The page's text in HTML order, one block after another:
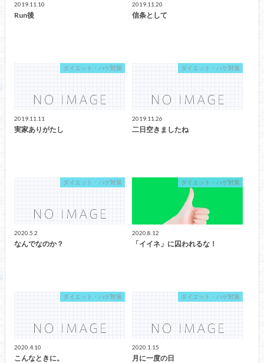
2019.11.10
Run後
2019.11.20
信条として
ダイエット・ハゲ対策
2019.11.11
実家ありがたし
ダイエット・ハゲ対策
2019.11.26
二日空きましたね
ダイエット・ハゲ対策
2020.5.2
なんでなのか？
ダイエット・ハゲ対策
2020.8.12
「イイネ」に囚われるな！
ダイエット・ハゲ対策
2020.4.10
こんなときに。
ダイエット・ハゲ対策
2020.1.15
月に一度の日